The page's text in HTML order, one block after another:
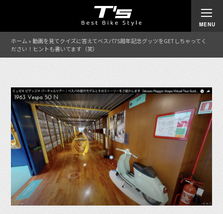
ホーム » 動画を見てクイズに答えてベスパ75周年記念グッツをGETしちゃってく
ださい！ヒントも書いてます（笑）